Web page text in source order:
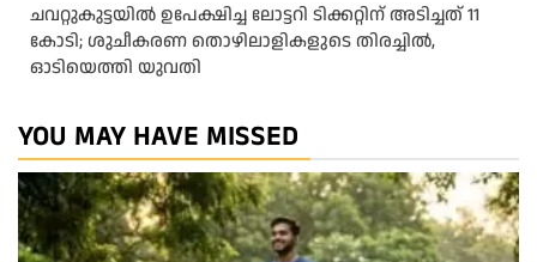
ചവറ്റുകുട്ടയിൽ ഉപേക്ഷിച്ച ലോട്ടറി ടിക്കറ്റിന് അടിച്ചത് 11
കോടി; ശുചീകരണ തൊഴിലാളികളുടെ തിരച്ചിൽ,
ഓടിയെത്തി യുവതി
YOU MAY HAVE MISSED